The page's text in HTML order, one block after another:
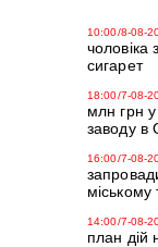
10:00/8-08-
чоловіка
сигарет
18:00/7-08-
млн грн у
заводу в
16:00/7-08-
міському
14:00/7-08-
план дій